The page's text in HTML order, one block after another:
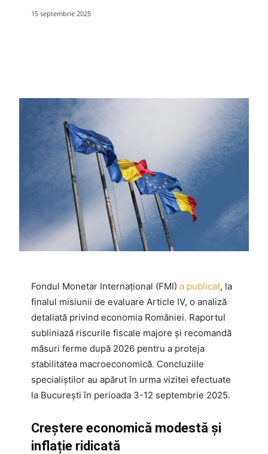
15 septembrie 2025
Fondul Monetar Internațional (FMI) a publicat, la
finalul misiunii de evaluare Article IV, o analiză
detaliată privind economia României. Raportul
subliniază riscurile fiscale majore și recomandă
măsuri ferme după 2026 pentru a proteja
stabilitatea macroeconomică. Concluziile
specialiștilor au apărut în urma vizitei efectuate
la București în perioada 3-12 septembrie 2025.
Creștere economică modestă și
inflație ridicată